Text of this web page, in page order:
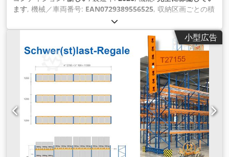
ます, 機械／車両番号: EAN0729389556525, 収納区画ごとの積
3,000 kg（キログラム）
3,500 mm, 支柱間のクリアランス:2,700 mm, 棚の高さ:
2,700 mm, 積載能力:
9,000 kg（キログラム）, パレットスペース:108 ユーロパレッ
, フレーム高さ:3,500 mm , フレーム幅: 1,100 mm, トラス1
対あたりの最大荷重:3,000 kg（キログラム）, 棚の長さ:
34,000 mm, サポート長さ:2,700 mm
小型広告